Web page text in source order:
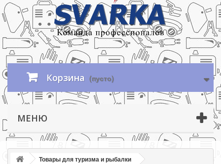
Корзина (пусто)
МЕНЮ
Товары для туризма и рыбалки